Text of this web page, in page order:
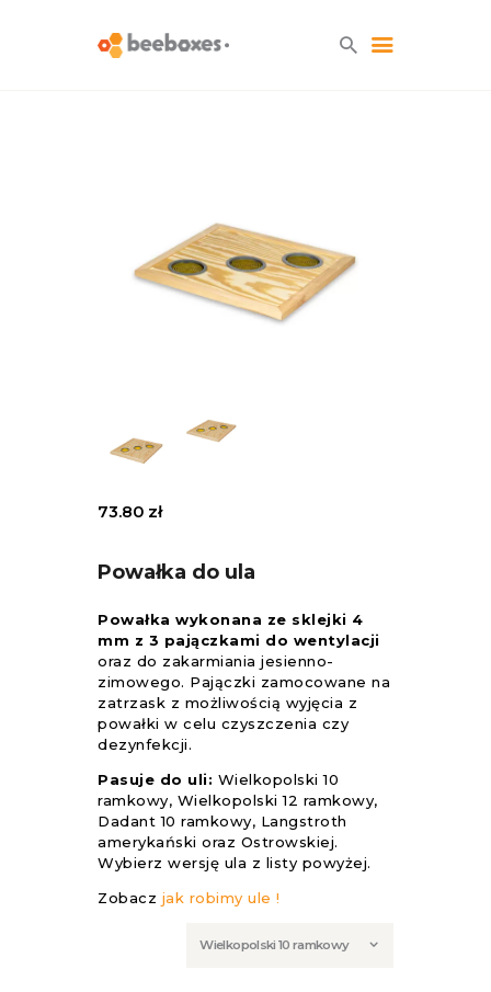
SKLEP
KONTAKT
73.80 zł
Powałka do ula
Powałka wykonana ze sklejki 4
mm z 3 pajączkami do wentylacji
oraz do zakarmiania jesienno-
zimowego. Pajączki zamocowane na
zatrzask z możliwością wyjęcia z
powałki w celu czyszczenia czy
dezynfekcji.
Pasuje do uli: Wielkopolski 10
ramkowy, Wielkopolski 12 ramkowy,
Dadant 10 ramkowy, Langstroth
amerykański oraz Ostrowskiej.
Wybierz wersję ula z listy powyżej.
Zobacz jak robimy ule !